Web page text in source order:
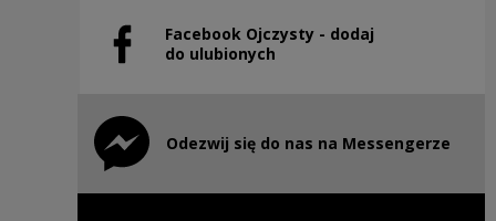
Facebook Ojczysty - dodaj
do ulubionych
Note, the link will open in a new window
Odezwij się do nas na Messengerze
Note, the link will open in a new window